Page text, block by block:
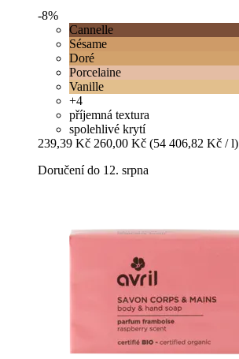
-8%
Cannelle
Sésame
Doré
Porcelaine
Vanille
+4
příjemná textura
spolehlivé krytí
239,39 Kč 260,00 Kč (54 406,82 Kč / l)
Doručení do 12. srpna